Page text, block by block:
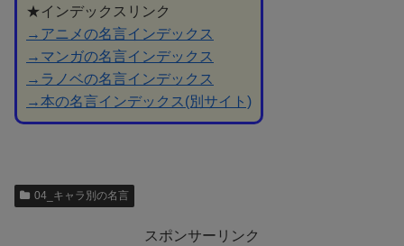
★インデックスリンク
→アニメの名言インデックス
→マンガの名言インデックス
→ラノベの名言インデックス
→本の名言インデックス(別サイト)
04_キャラ別の名言
スポンサーリンク